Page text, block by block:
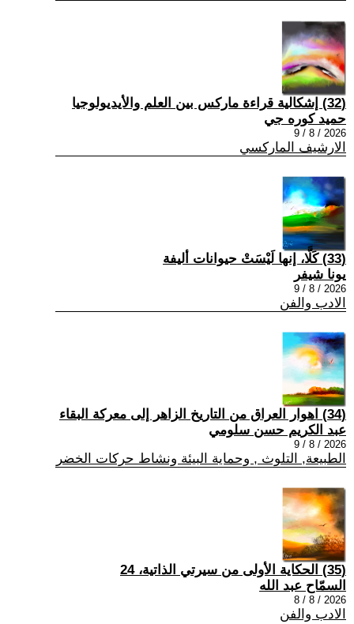
(32) إشكالية قراءة ماركس بين العلم والأيديولوجيا
حميد كوره جي
2026 / 8 / 9
الارشيف الماركسي
(33) كَلَّا، إنها لَيْسَتْ حيوانات أليفة
يونا شيفر
2026 / 8 / 9
الادب والفن
(34) اهوار العراق من التاريخ الزاهر إلى معركة البقاء
عبد الكريم حسن سلومي
2026 / 8 / 9
الطبيعة, التلوث , وحماية البيئة ونشاط حركات الخضر
(35) الحكاية الأولى من سيرتي الذاتية، 24
السمّاح عبد الله
2026 / 8 / 8
الادب والفن